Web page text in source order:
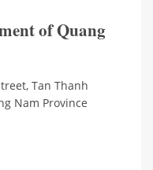
of Quang
Tan Thanh
Nam Province